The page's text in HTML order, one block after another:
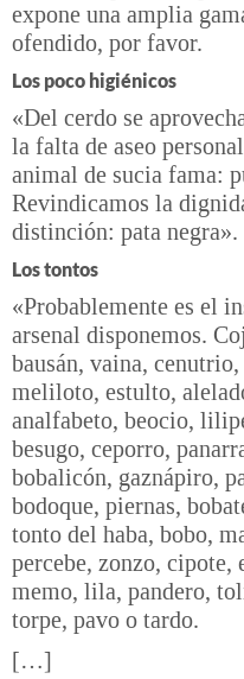
expone una amplia
ofendido, por favor.
Los poco higiénicos
«Del cerdo se
la falta de aseo
animal de sucia fama:
Revindicamos la
distinción: pata negra».
Los tontos
«Probablemente es el
arsenal disponemos.
bausán, vaina,
meliloto, estulto,
analfabeto, beocio,
besugo, ceporro,
bobalicón, gaznápiro,
bodoque, piernas,
tonto del haba, bobo,
percebe, zonzo,
memo, lila, pandero,
torpe, pavo o tardo.
[…]